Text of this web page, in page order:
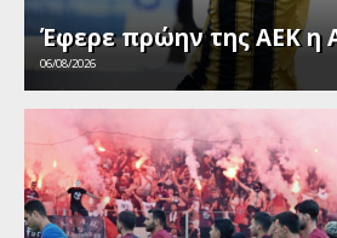
Έφερε πρώην της ΑΕΚ η
06/08/2026